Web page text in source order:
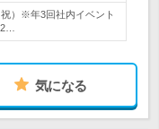
祝）※年3回社内イベント
気になる